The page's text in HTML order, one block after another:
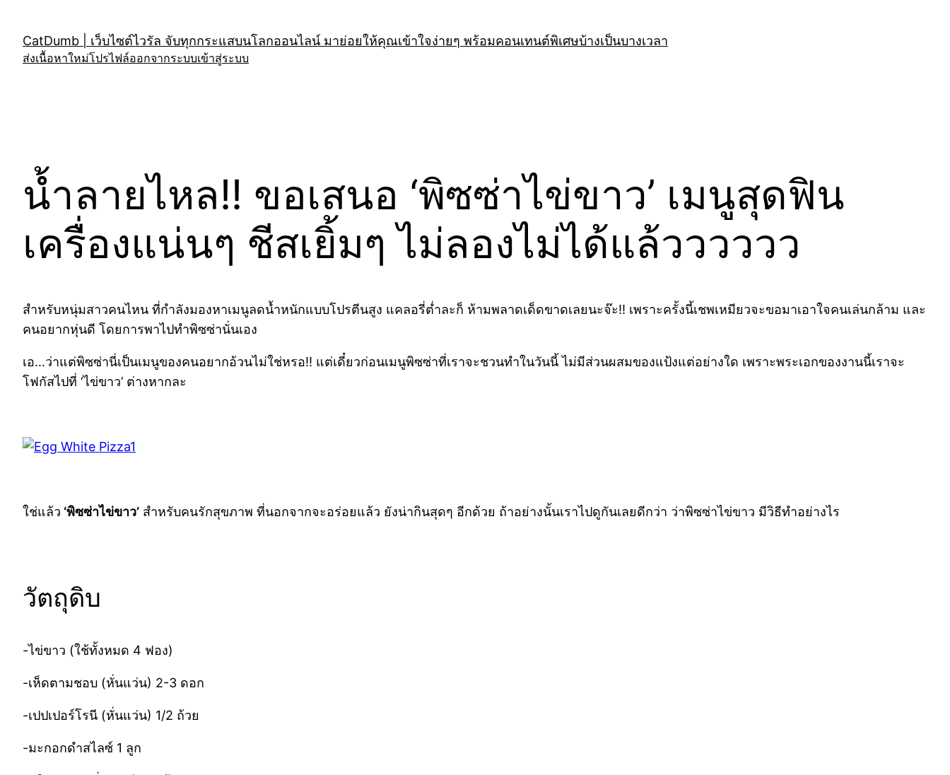
content
CatDumb | เว็บไซต์ไวรัล จับทุกกระแสบนโลกออนไลน์ มาย่อยให้คุณเข้าใจง่ายๆ พร้อมคอนเทนต์พิเศษบ้างเป็นบางเวลา
ส่งเนื้อหาใหม่โปรไฟล์ออกจากระบบเข้าสู่ระบบ
น้ำลายไหล!! ขอเสนอ ‘พิซซ่าไข่ขาว’ เมนูสุดฟิน
เครื่องแน่นๆ ชีสเยิ้มๆ ไม่ลองไม่ได้แล้วววววว
สำหรับหนุ่มสาวคนไหน ที่กำลังมองหาเมนูลดน้ำหนักแบบโปรตีนสูง แคลอรี่ต่ำละก็ ห้ามพลาดเด็ดขาดเลยนะจ๊ะ!! เพราะครั้งนี้เชพเหมียวจะขอมาเอาใจคนเล่นกล้าม และ
คนอยากหุ่นดี โดยการพาไปทำพิซซ่านั่นเอง
เอ…ว่าแต่พิซซ่านี่เป็นเมนูของคนอยากอ้วนไม่ใช่หรอ!! แต่เดี๋ยวก่อนเมนูพิซซ่าที่เราจะชวนทำในวันนี้ ไม่มีส่วนผสมของแป้งแต่อย่างใด เพราะพระเอกของงานนี้เราจะ
โฟกัสไปที่ ‘ไข่ขาว’ ต่างหากละ
ใช่แล้ว ‘พิซซ่าไข่ขาว’ สำหรับคนรักสุขภาพ ที่นอกจากจะอร่อยแล้ว ยังน่ากินสุดๆ อีกด้วย ถ้าอย่างนั้นเราไปดูกันเลยดีกว่า ว่าพิซซ่าไข่ขาว มีวิธีทำอย่างไร
วัตถุดิบ
-ไข่ขาว (ใช้ทั้งหมด 4 ฟอง)
-เห็ดตามชอบ (หั่นแว่น) 2-3 ดอก
-เปปเปอร์โรนี (หั่นแว่น) 1/2 ถ้วย
-มะกอกดำสไลซ์ 1 ลูก